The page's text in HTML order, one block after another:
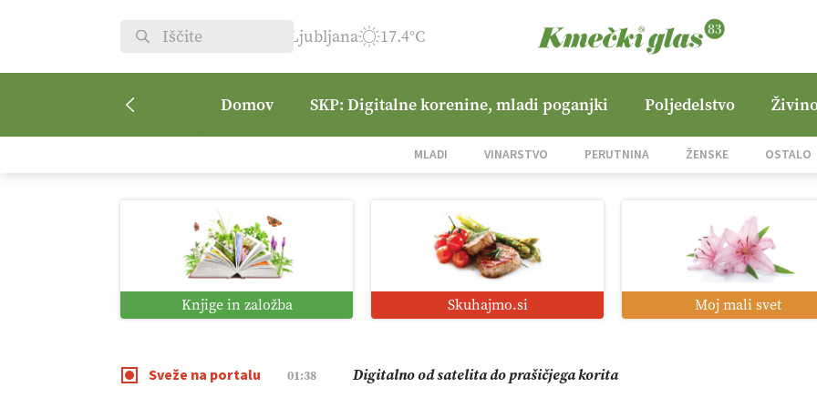
Ljubljana 17.4°C
Domov SKP: Digitalne korenine, mladi poganjki Poljedelstvo
MLADI VINARSTVO PERUTNINA ŽENSKE OSTALO
Knjige in založba Skuhajmo.si Moj mali svet
Sveže na portalu
12:11 Digitalizacija z GPS navigacijo in avtonomnimi sistemi
08:45 Vročina in suša obremenjujeta evropsko kmetijstvo
07:00 Kmetijski roboti: bo o njihovi prihodnosti odločala cena ali prednosti
01:38 Digitalno od satelita do prašičjega korita